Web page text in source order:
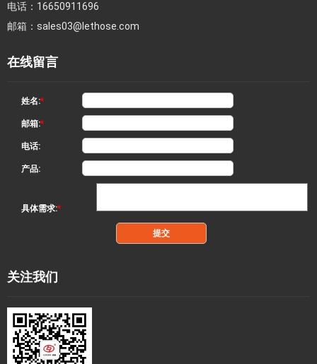
电话： 16650911696
邮箱： sales03@lethose.com
在线留言
姓名:*
邮箱:*
电话:
产品:
具体需求:*
关注我们